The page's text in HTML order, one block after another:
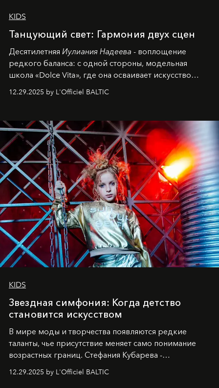
KIDS
Танцующий свет: Гармония двух сцен
Десятилетняя Иулиания Надеева - воплощение
редкого баланса: с одной стороны, модельная
школа «Dolce Vita», где она осваивает искусство
позы и образа, с другой - подготовительная
балетная студия при хореографическом училище,
танцевального пути за плечами.
12.29.2025 by L'Officiel BALTIC
KIDS
Звездная симфония: Когда детство
становится искусством
В мире моды и творчества появляются редкие
таланты, чье присутствие меняет само понимание
возрастных границ. Стефания Кубарева -
десятилетняя обладательница невероятной
харизмы, чье имя уже украшает обложки
12.29.2025 by L'Officiel BALTIC